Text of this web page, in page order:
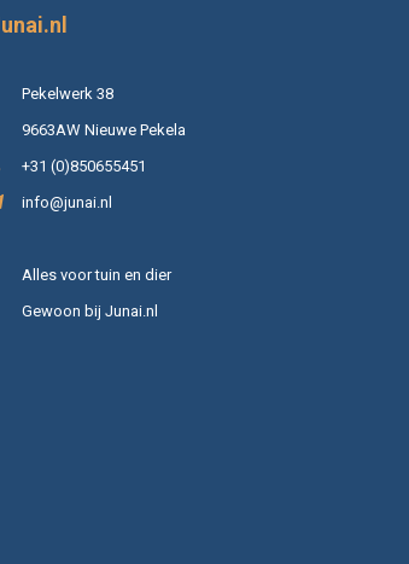
Pekelwerk 38
9663AW Nieuwe Pekela
+31 (0)850655451
info@junai.nl
Alles voor tuin en dier
Gewoon bij Junai.nl